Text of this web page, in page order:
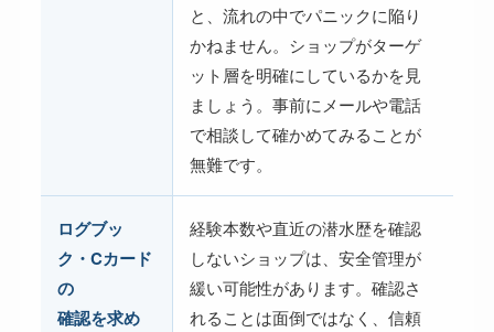
と、流れの中でパニックに陥り
かねません。ショップがターゲ
ット層を明確にしているかを見
ましょう。事前にメールや電話
で相談して確かめてみることが
無難です。
ログブッ
ク・Cカード
の
確認を求め
経験本数や直近の潜水歴を確認
しないショップは、安全管理が
緩い可能性があります。確認さ
れることは面倒ではなく、信頼